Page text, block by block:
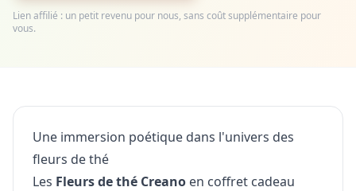
Lien affilié : un petit revenu pour nous, sans coût supplémentaire pour
vous.
Une immersion poétique dans l'univers des
fleurs de thé
Les Fleurs de thé Creano en coffret cadeau